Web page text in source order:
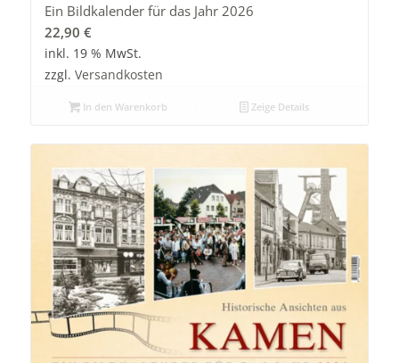
Ein Bildkalender für das Jahr 2026
22,90 €
inkl. 19 % MwSt.
zzgl. Versandkosten
In den Warenkorb Zeige Details